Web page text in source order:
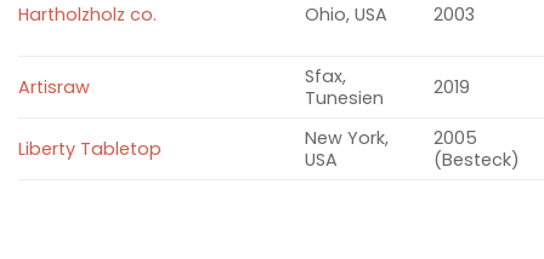
Hartholzholz co. Ohio, USA 2003
Artisraw
Sfax,
Tunesien
2019
Liberty Tabletop
New York,
USA
2005
(Besteck)